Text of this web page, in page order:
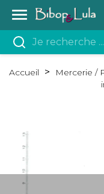

Accueil Mercerie /